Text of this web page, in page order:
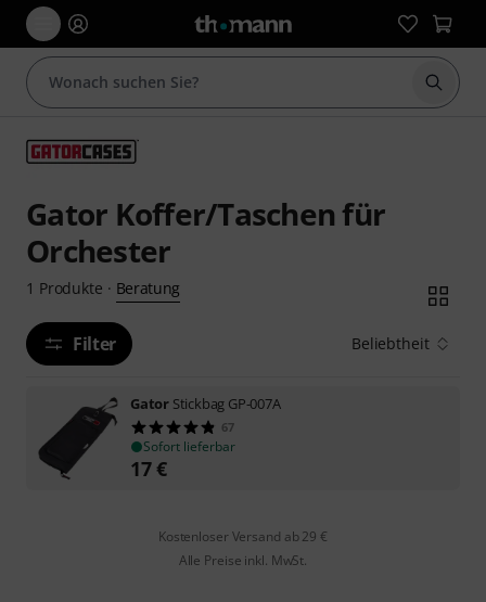
Suche
Gator Koffer/Taschen für
Orchester
1 Produkte · Beratung
Filter Beliebtheit
Gator Stickbag GP-007A
67
Sofort lieferbar
17€
Kostenloser Versand ab 29 €
Alle Preise inkl. MwSt.